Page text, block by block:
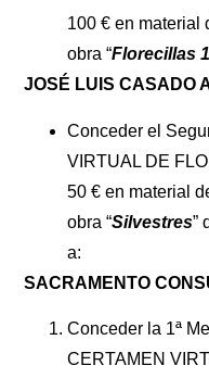
100 € en material
obra “Florecillas
JOSÉ LUIS CASADO
Conceder el
VIRTUAL DE
50 € en material
obra “Silvestres”
SACRAMENTO
Conceder la 1ª
CERTAMEN